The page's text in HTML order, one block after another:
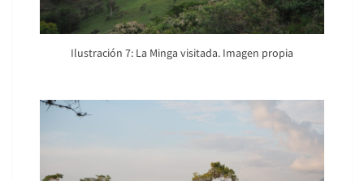
Ilustración 7: La Minga visitada. Imagen propia